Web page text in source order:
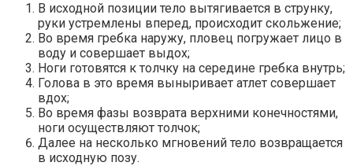
В исходной позиции тело вытягивается в струнку,
руки устремлены вперед, происходит скольжение;
Во время гребка наружу, пловец погружает лицо в
воду и совершает выдох;
Ноги готовятся к толчку на середине гребка внутрь;
Голова в это время выныривает атлет совершает
вдох;
Во время фазы возврата верхними конечностями,
ноги осуществляют толчок;
Далее на несколько мгновений тело возвращается
в исходную позу.